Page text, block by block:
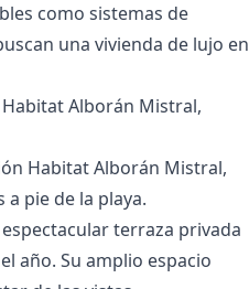
como sistemas de
una ‌vivienda ‌de ‌lujo ‌en
Alborán Mistral,
Habitat Alborán Mistral,
pie de la playa.
terraza privada
año. Su amplio espacio